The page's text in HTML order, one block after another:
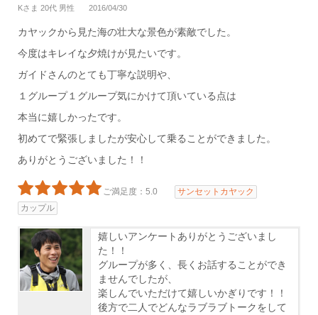
Kさま 20代 男性 2016/04/30
カヤックから見た海の壮大な景色が素敵でした。
今度はキレイな夕焼けが見たいです。
ガイドさんのとても丁寧な説明や、
１グループ１グループ気にかけて頂いている点は
本当に嬉しかったです。
初めてで緊張しましたが安心して乗ることができました。
ありがとうございました！！
ご満足度：5.0
サンセットカヤック
カップル
嬉しいアンケートありがとうございまし
た！！
グループが多く、長くお話することができ
ませんでしたが、
楽しんでいただけて嬉しいかぎりです！！
後方で二人でどんなラブラブトークをして